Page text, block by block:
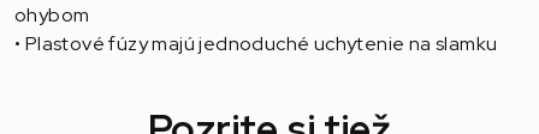
ohybom
• Plastové fúzy majú jednoduché uchytenie na slamku